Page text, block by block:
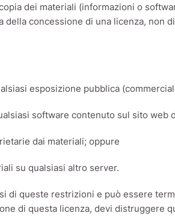
dei materiali (informazioni o
concessione di una licenza, non
esposizione pubblica
software contenuto sul sito web
dai materiali; oppure
su qualsiasi altro server.
di queste restrizioni e può essere
di questa licenza, devi distruggere